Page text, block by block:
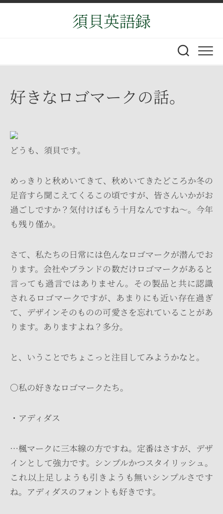
Skip
須貝英語録
好きなロゴマークの話。
どうも、須貝です。
めっきりと秋めいてきて、秋めいてきたどころか冬の
足音すら聞こえてくるこの頃ですが、皆さんいかがお
過ごしですか？気付けばもう十月なんですね～。今年
も残り僅か。
さて、私たちの日常には色んなロゴマークが潜んでお
ります。会社やブランドの数だけロゴマークがあると
言っても過言ではありません。その製品と共に認識
されるロゴマークですが、あまりにも近い存在過ぎ
て、デザインそのものの可愛さを忘れていることがあ
ります。ありますよね？多分。
と、いうことでちょこっと注目してみようかなと。
○私の好きなロゴマークたち。
・アディダス
…楓マークに三本線の方ですね。定番はさすが、デザ
インとして強力です。シンプルかつスタイリッシュ。
これ以上足しようも引きようも無いシンプルさです
ね。アディダスのフォントも好きです。